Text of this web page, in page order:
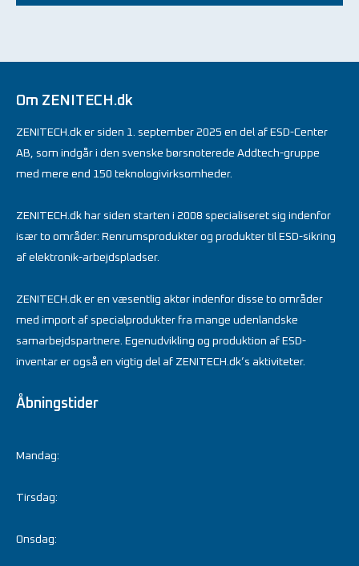
Om ZENITECH.dk
ZENITECH.dk er siden 1. september 2025 en del af ESD-Center
AB, som indgår i den svenske børsnoterede Addtech-gruppe
med mere end 150 teknologivirksomheder.
ZENITECH.dk har siden starten i 2008 specialiseret sig indenfor
især to områder: Renrumsprodukter og produkter til ESD-sikring
af elektronik-arbejdspladser.
ZENITECH.dk er en væsentlig aktør indenfor disse to områder
med import af specialprodukter fra mange udenlandske
samarbejdspartnere. Egenudvikling og produktion af ESD-
inventar er også en vigtig del af ZENITECH.dk’s aktiviteter.
Åbningstider
Mandag:
Tirsdag:
Onsdag: